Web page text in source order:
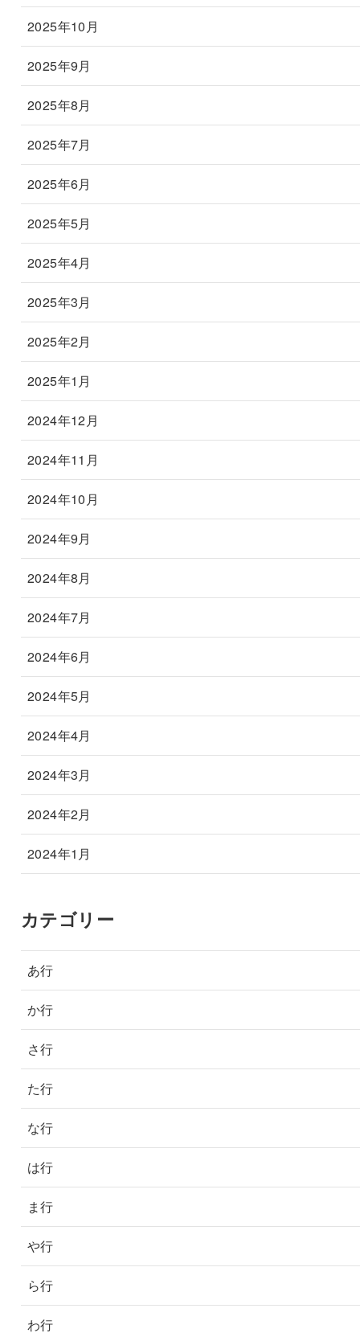
2025年10月
2025年9月
2025年8月
2025年7月
2025年6月
2025年5月
2025年4月
2025年3月
2025年2月
2025年1月
2024年12月
2024年11月
2024年10月
2024年9月
2024年8月
2024年7月
2024年6月
2024年5月
2024年4月
2024年3月
2024年2月
2024年1月
カテゴリー
あ行
か行
さ行
た行
な行
は行
ま行
や行
ら行
わ行